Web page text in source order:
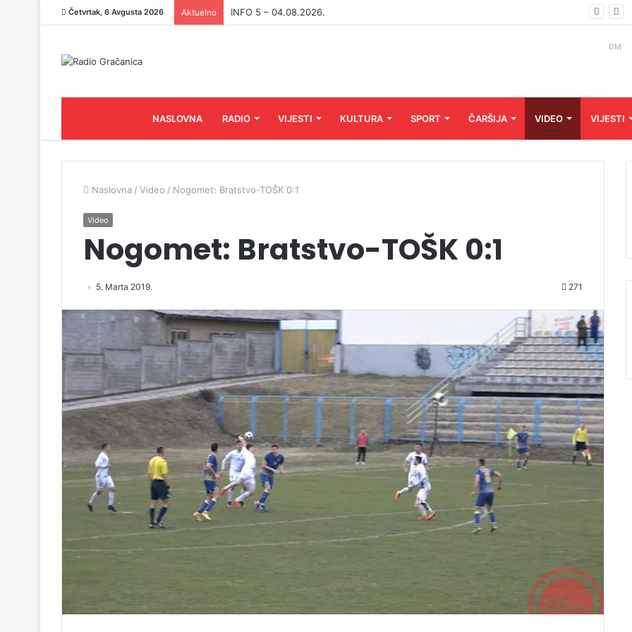
Četvrtak, 6 Avgusta 2026 Aktuelno INFO 5 – 03.08.2026
DM
NASLOVNA RADIO VIJESTI KULTURA SPORT ČARŠIJA VIDEO VIJESTI
Naslovna / Video / Nogomet: Bratstvo-TOŠK 0:1
Video
Nogomet: Bratstvo-TOŠK 0:1
5. Marta 2019. 271